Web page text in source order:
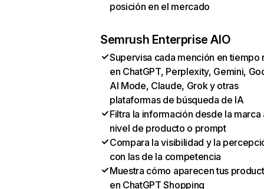
posición en el mercado
Semrush Enterprise AIO
Supervisa cada mención en tiempo
en ChatGPT, Perplexity, Gemini,
AI Mode, Claude, Grok y otras
plataformas de búsqueda de IA
Filtra la información desde la marca
nivel de producto o prompt
Compara la visibilidad y la
con las de la competencia
Muestra cómo aparecen tus
en ChatGPT Shopping